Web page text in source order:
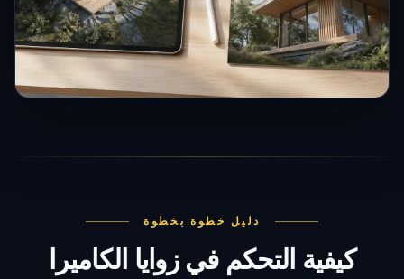
دليل خطوة بخطوة
كيفية التحكم في زوايا الكاميرا